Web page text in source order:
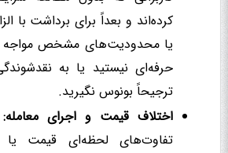
کرده‌اند و بعداً برای برداشت با
یا محدودیت‌های مشخص مواجه
حرفه‌ای نیستید یا به
ترجیحاً بونوس نگیرید.
اختلاف قیمت و اجرای معامله:
تفاوت‌های لحظه‌ای قیمت یا